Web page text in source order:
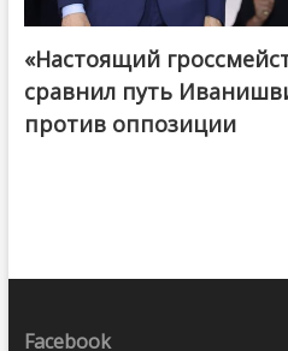
@ქართული ოცნება / Georgian
«Настоящий
сравнил путь
против оппозиции
Facebook